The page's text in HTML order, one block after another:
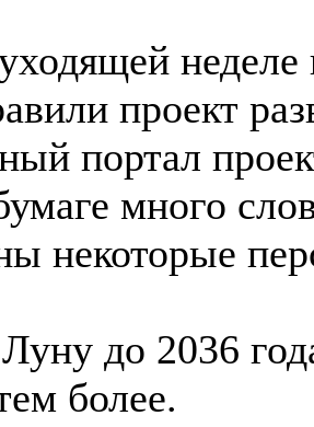
неделе
проект
портал
много
некоторые
до 2036
более.